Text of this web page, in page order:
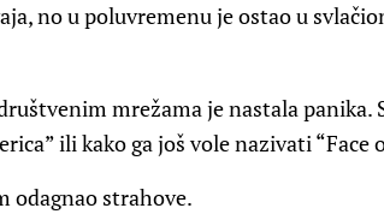
no u poluvremenu je ostao u
mrežama je nastala panika.
ili kako ga još vole nazivati “Face
odagnao strahove.